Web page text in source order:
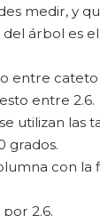
medir, y
del árbol es
entre
entre 2.6.
utilizan las
grados.
con la
2.6.